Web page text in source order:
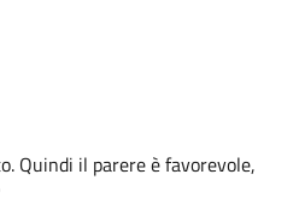
Quindi il parere è favorevole,